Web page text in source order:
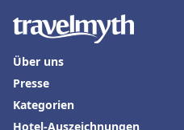
Über uns
Presse
Kategorien
Hotel-Auszeichnungen